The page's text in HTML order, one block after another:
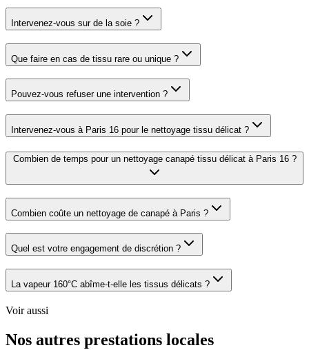
Intervenez-vous sur de la soie ?
Que faire en cas de tissu rare ou unique ?
Pouvez-vous refuser une intervention ?
Intervenez-vous à Paris 16 pour le nettoyage tissu délicat ?
Combien de temps pour un nettoyage canapé tissu délicat à Paris 16 ?
Combien coûte un nettoyage de canapé à Paris ?
Quel est votre engagement de discrétion ?
La vapeur 160°C abîme-t-elle les tissus délicats ?
Voir aussi
Nos autres prestations locales